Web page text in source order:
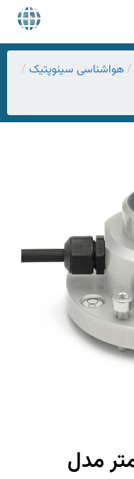
/ هواشناسی سینوپتیک /